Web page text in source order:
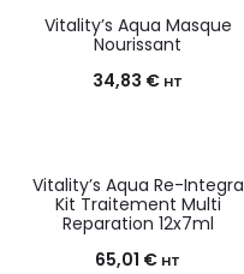
Vitality’s Aqua Masque
Nourissant
34,83 € HT
Vitality’s Aqua Re-Integra
Kit Traitement Multi
Reparation 12x7ml
65,01 € HT